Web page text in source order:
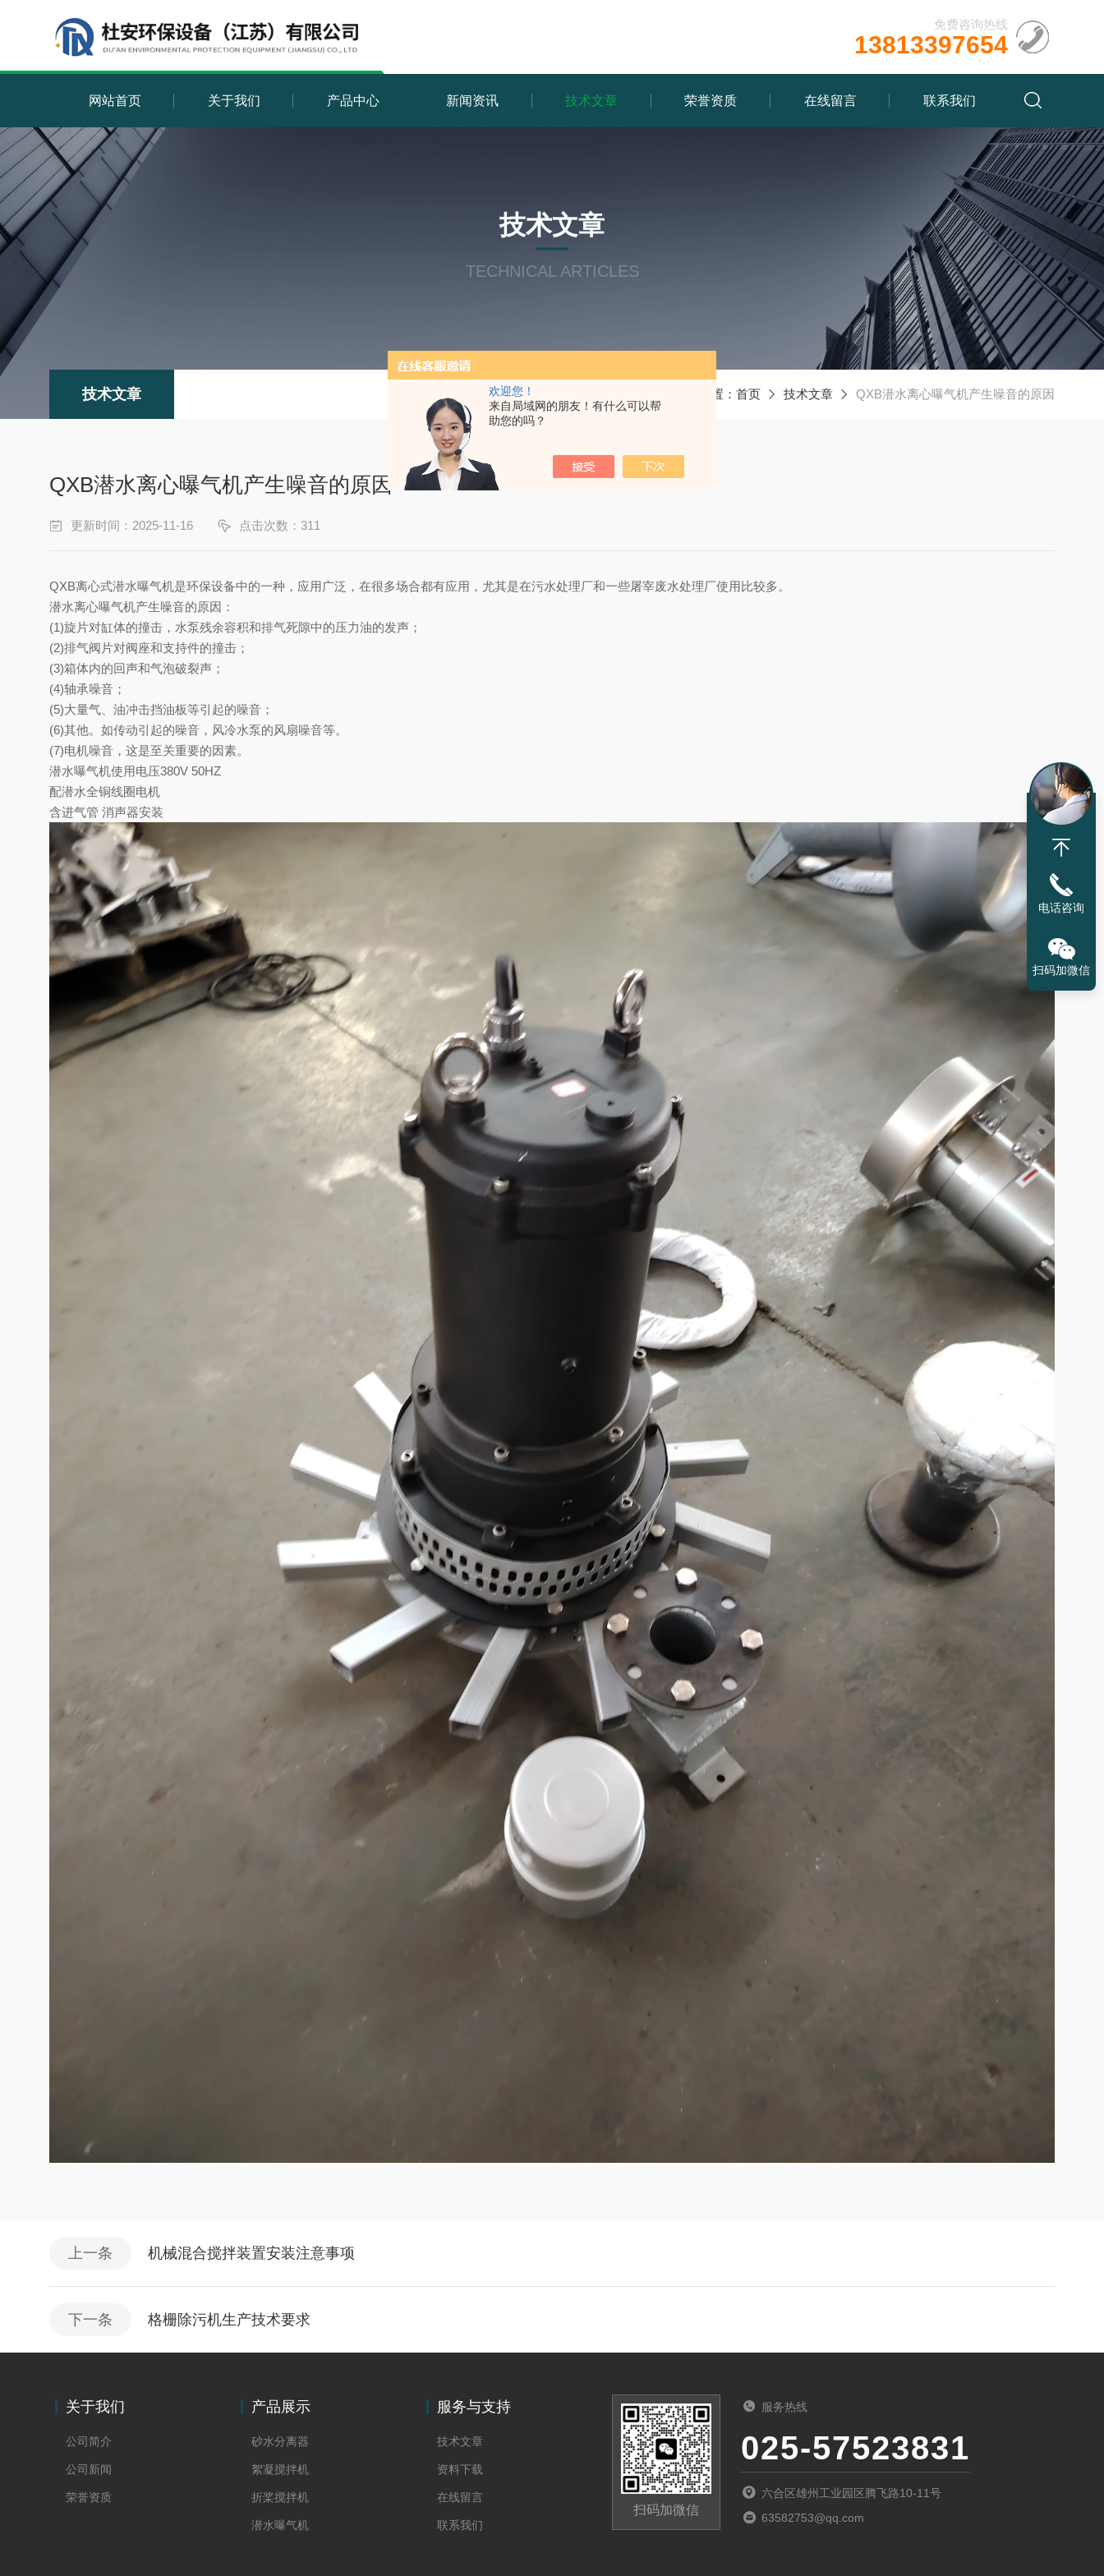
欢迎您！
来自局域网的朋友！有什么可以帮
助您的吗？
免费咨询热线
13813397654
网站首页 关于我们 产品中心 新闻资讯 技术文章 荣誉资质 在线留言 联系我们
技术文章
TECHNICAL ARTICLES
技术文章 当前位置： 首页 技术文章 QXB潜水离心曝气机产生噪音的原因
QXB潜水离心曝气机产生噪音的原因
更新时间：2025-11-16 点击次数：311
QXB离心式潜水曝气机是环保设备中的一种，应用广泛，在很多场合都有应用，尤其是在污水处理厂和一些屠宰废水处理厂使用比较多。
潜水离心曝气机产生噪音的原因：
(1)旋片对缸体的撞击，水泵残余容积和排气死隙中的压力油的发声；
(2)排气阀片对阀座和支持件的撞击；
(3)箱体内的回声和气泡破裂声；
(4)轴承噪音；
(5)大量气、油冲击挡油板等引起的噪音；
(6)其他。如传动引起的噪音，风冷水泵的风扇噪音等。
(7)电机噪音，这是至关重要的因素。
潜水曝气机使用电压380V 50HZ
配潜水全铜线圈电机
含进气管 消声器安装
上一条 机械混合搅拌装置安装注意事项
下一条 格栅除污机生产技术要求
关于我们
公司简介
公司新闻
荣誉资质
产品展示
砂水分离器
絮凝搅拌机
折桨搅拌机
潜水曝气机
服务与支持
技术文章
资料下载
在线留言
联系我们
扫码加微信
服务热线
025-57523831
六合区雄州工业园区腾飞路10-11号
63582753@qq.com
电话咨询
扫码加微信